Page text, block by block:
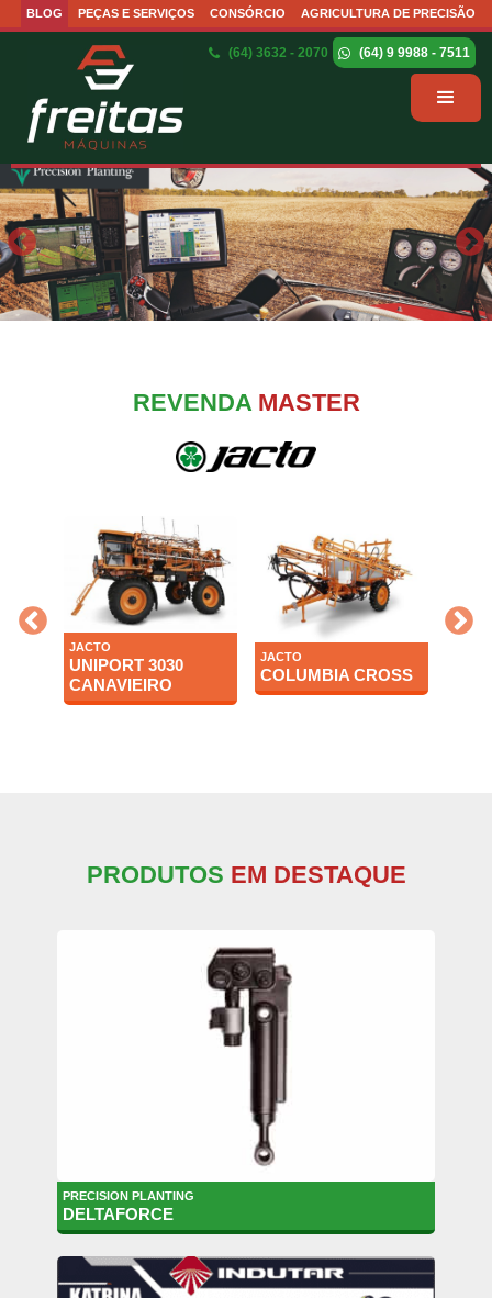
BLOG PEÇAS E SERVIÇOS CONSÓRCIO AGRICULTURA DE PRECISÃO
(64) 3632 - 2070 (64) 9 9988 - 7511
REVENDA MASTER
JACTO
UNIPORT 3030
CANAVIEIRO
JACTO
COLUMBIA CROSS
PRODUTOS EM DESTAQUE
PRECISION PLANTING
DELTAFORCE